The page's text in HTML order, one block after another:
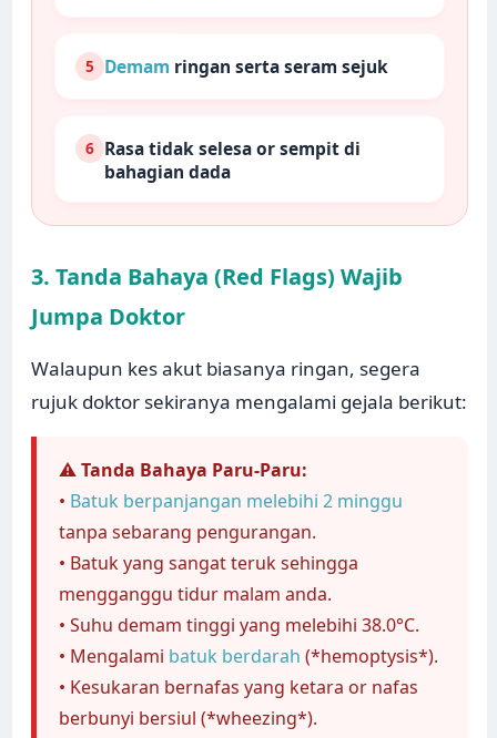
5 Demam ringan serta seram sejuk
6 Rasa tidak selesa or sempit di
bahagian dada
3. Tanda Bahaya (Red Flags) Wajib
Jumpa Doktor
Walaupun kes akut biasanya ringan, segera
rujuk doktor sekiranya mengalami gejala berikut:
⚠️Tanda Bahaya Paru-Paru:
• Batuk berpanjangan melebihi 2 minggu
tanpa sebarang pengurangan.
• Batuk yang sangat teruk sehingga
mengganggu tidur malam anda.
• Suhu demam tinggi yang melebihi 38.0°C.
• Mengalami batuk berdarah (*hemoptysis*).
• Kesukaran bernafas yang ketara or nafas
berbunyi bersiul (*wheezing*).